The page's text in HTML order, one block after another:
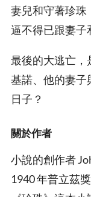
妻兒和守著珍珠
逼不得已跟妻子
最後的大逃亡，
基諾、他的妻子
日子？
關於作者
小說的創作者
1940 年普立茲